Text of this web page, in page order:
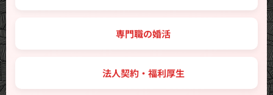
💼 専門職の婚活
🤝 法人契約・福利厚生